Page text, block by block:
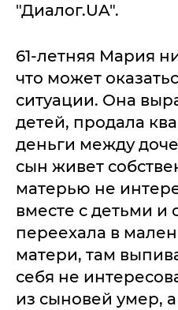
"Диалог.UA".
61-летняя Мария
что может
ситуации. Она
детей, продала
деньги между
сын живет
матерью не
вместе с детьми и
переехала в
матери, там
себя не
из сыновей умер,